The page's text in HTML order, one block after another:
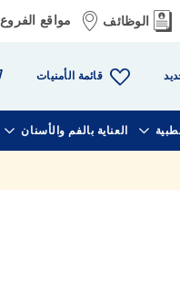
الوظائف مواقع الفروع
قائمة الأمنيات
العناية بالفم والأسنان